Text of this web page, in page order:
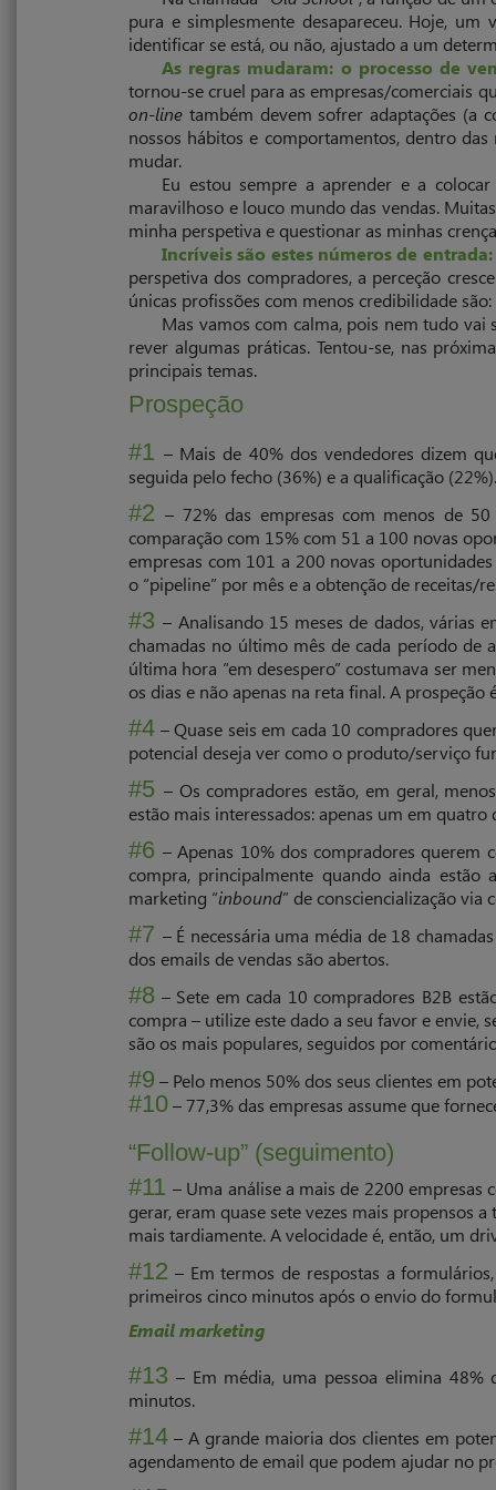
pura e simples­mente desapareceu. Hoje,
identificar se está, ou não, ajustado a um
As regras mudaram: o processo de
tornou-se cruel para as empresas/comerciais
on-line também devem sofrer adaptações (a
nossos hábitos e com­por­tamentos, dentro
mudar.
Eu estou sempre a aprender e a
maravilhoso e louco mundo das vendas.
minha perspetiva e questionar as minhas
Incríveis são estes números de entrada:
perspetiva dos com­pra­­dores, a perceção
únicas profissões com menos credi­bilidade
Mas vamos com calma, pois nem tudo
rever algumas práticas. Tentou-se, nas
principais temas.
Prospeção
#1– Mais de 40% dos vendedores dizem
seguida pelo fecho (36%) e a qualificação (22%).
#2– 72% das empresas com menos de
comparação com 15% com 51 a 100 novas
empresas com 101 a 200 novas
o “pipeline” por mês e a obtenção de receitas/
#3– Analisando 15 meses de dados, várias
chamadas no último mês de cada período de
última hora “em desespero” costumava ser
os dias e não apenas na reta final. A
#4 – Quase seis em cada 10 compradores
potencial deseja ver como o produto/serviço
#5 – Os compradores estão, em geral,
estão mais interessados: apenas um em
#6– Apenas 10% dos compradores querem
compra, principalmente quando ainda
marketing “in­bound” de consciencialização via
#7 – É necessária uma média de 18
dos emails de vendas são abertos.
#8 – Sete em cada 10 compradores B2B
compra – utilize este dado a seu favor e envie,
são os mais populares, seguidos por
#9 – Pelo menos 50% dos seus clientes em
#10– 77,3% das empresas assume que
“Follow-up” (seguimento)
#11– Uma análise a mais de 2200
gerar, eram quase sete vezes mais propensos
mais tardiamente. A velocidade é, então, um
#12 – Em termos de respostas a
primeiros cinco minutos após o envio do
Email marketing
#13 – Em média, uma pessoa elimina
minutos.
#14 – A grande maioria dos clientes em
agendamento de email que podem ajudar no